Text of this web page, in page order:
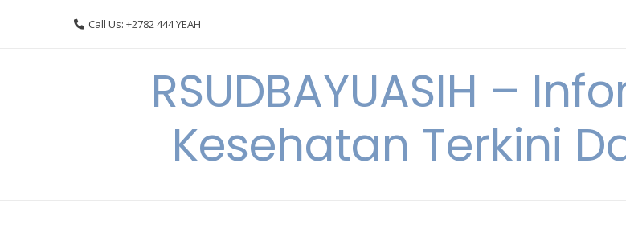
Call Us: +2782 444 YEAH
RSUDBAYUASIH –
Kesehatan Terkini